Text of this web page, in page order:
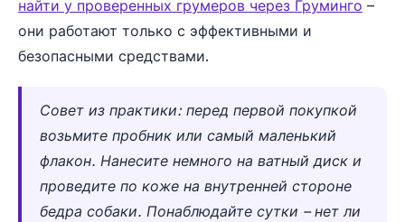
найти у проверенных грумеров через Груминго –
они работают только с эффективными и
безопасными средствами.
Совет из практики: перед первой покупкой
возьмите пробник или самый маленький
флакон. Нанесите немного на ватный диск и
проведите по коже на внутренней стороне
бедра собаки. Понаблюдайте сутки – нет ли